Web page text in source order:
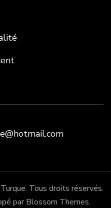
. Tous droits réservés.
par Blossom Themes.